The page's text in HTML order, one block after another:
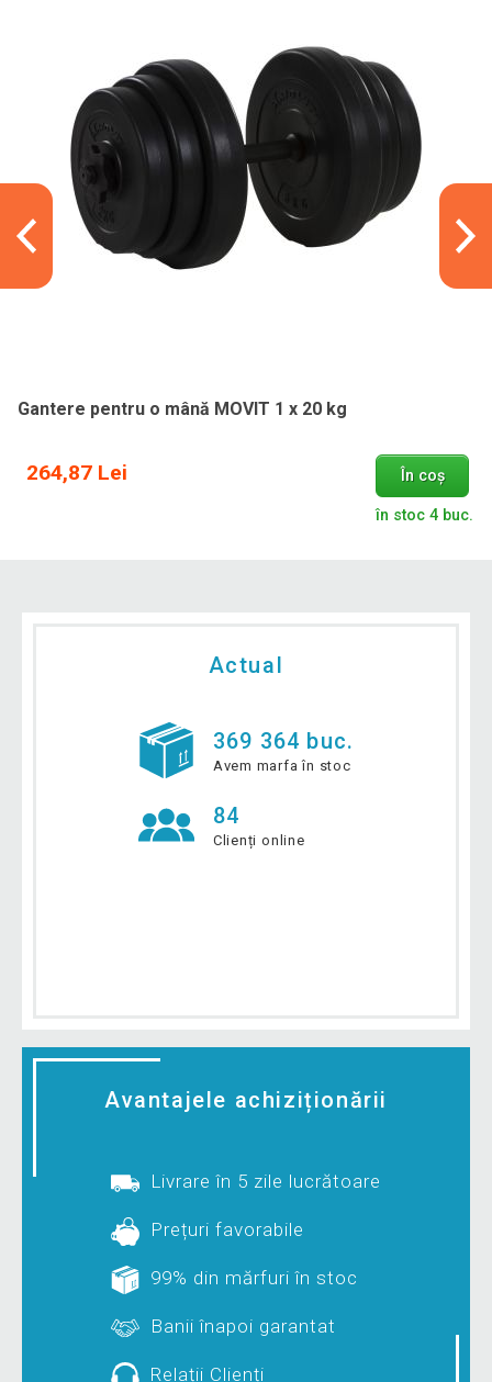
Gantere pentru o mână MOVIT 1 x 20 kg
264,87 Lei În coș
în stoc 4 buc.
Actual
369 364 buc.
Avem marfa în stoc
84
Clienți online
Avantajele achiziționării
Livrare în 5 zile lucrătoare
Prețuri favorabile
99% din mărfuri în stoc
Banii înapoi garantat
Relații Clienți